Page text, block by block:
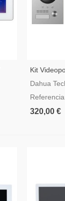
Kit
KTD02-S
Dahua
320,00 €